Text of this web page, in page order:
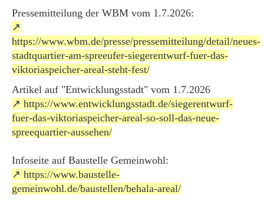
Pressemitteilung der WBM vom 1.7.2026:
https://www.wbm.de/presse/pressemitteilung/detail/neues-
stadtquartier-am-spreeufer-siegerentwurf-fuer-das-
viktoriaspeicher-areal-steht-fest/
Artikel auf "Entwicklungsstadt" vom 1.7.2026
https://www.entwicklungsstadt.de/siegerentwurf-
fuer-das-viktoriaspeicher-areal-so-soll-das-neue-
spreequartier-aussehen/
Infoseite auf Baustelle Gemeinwohl:
https://www.baustelle-
gemeinwohl.de/baustellen/behala-areal/